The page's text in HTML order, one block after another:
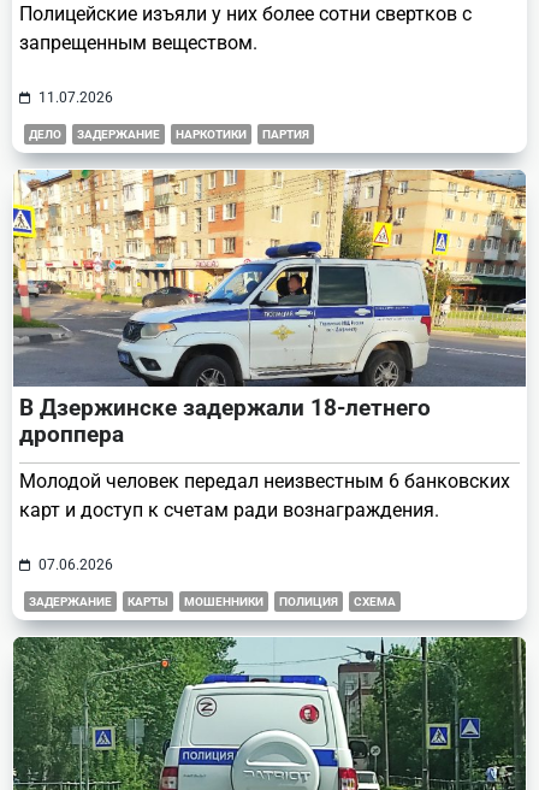
Полицейские изъяли у них более сотни свертков с
запрещенным веществом.
11.07.2026
ДЕЛО ЗАДЕРЖАНИЕ НАРКОТИКИ ПАРТИЯ
В Дзержинске задержали 18-летнего
дроппера
Молодой человек передал неизвестным 6 банковских
карт и доступ к счетам ради вознаграждения.
07.06.2026
ЗАДЕРЖАНИЕ КАРТЫ МОШЕННИКИ ПОЛИЦИЯ СХЕМА